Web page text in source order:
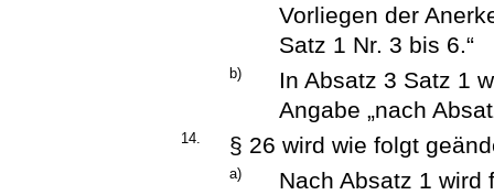
Vorliegen der
Satz 1 Nr. 3 bis 6.“
b)
In Absatz 3 Satz 1
Angabe „nach
14. § 26 wird wie folgt
a)
Nach Absatz 1 wird